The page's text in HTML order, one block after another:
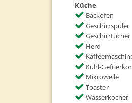
Küche
Backofen
Geschirrspüler
Geschirrtücher
Herd
Kühl-
Mikrowelle
Toaster
Wasserkocher